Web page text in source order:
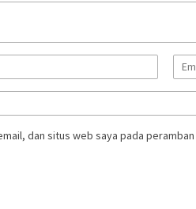
dan situs web saya pada